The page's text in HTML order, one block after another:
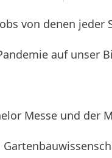
von denen jeder
auf unser
Messe und der